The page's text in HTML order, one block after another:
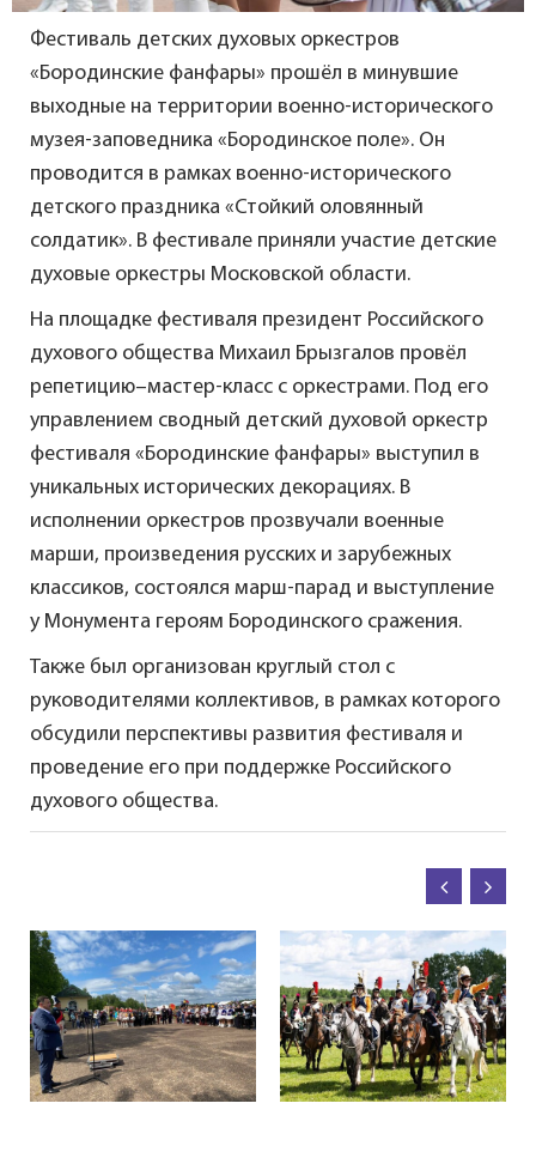
Фестиваль детских духовых оркестров
«Бородинские фанфары» прошёл в минувшие
выходные на территории военно-исторического
музея-заповедника «Бородинское поле». Он
проводится в рамках военно-исторического
детского праздника «Стойкий оловянный
солдатик». В фестивале приняли участие детские
духовые оркестры Московской области.
На площадке фестиваля президент Российского
духового общества Михаил Брызгалов провёл
репетицию–мастер-класс с оркестрами. Под его
управлением сводный детский духовой оркестр
фестиваля «Бородинские фанфары» выступил в
уникальных исторических декорациях. В
исполнении оркестров прозвучали военные
марши, произведения русских и зарубежных
классиков, состоялся марш-парад и выступление
у Монумента героям Бородинского сражения.
Также был организован круглый стол с
руководителями коллективов, в рамках которого
обсудили перспективы развития фестиваля и
проведение его при поддержке Российского
духового общества.